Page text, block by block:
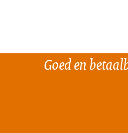
Goed en